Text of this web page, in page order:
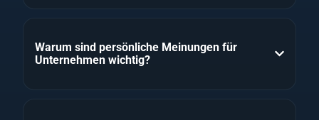
Warum sind persönliche Meinungen für
Unternehmen wichtig?